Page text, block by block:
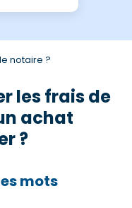
notaire ?
les frais de
achat
?
mots